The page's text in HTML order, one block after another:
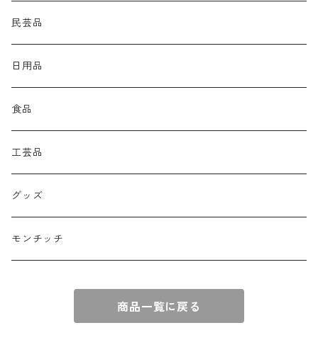
民芸品
日用品
食品
工芸品
グッズ
モンチッチ
商品一覧に戻る